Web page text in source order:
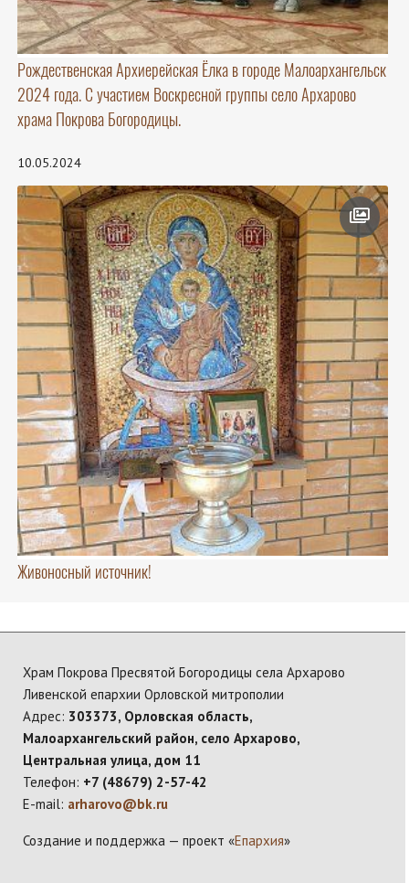
Рождественская Архиерейская Ёлка в городе Малоархангельск
2024 года. С участием Воскресной группы село Архарово
храма Покрова Богородицы.
10.05.2024
Живоносный источник!
Храм Покрова Пресвятой Богородицы села Архарово
Ливенской епархии Орловской митрополии
Адрес: 303373, Орловская область,
Малоархангельский район, село Архарово,
Центральная улица, дом 11
Телефон: +7 (48679) 2-57-42
E-mail: arharovo@bk.ru
Создание и поддержка — проект «Епархия»